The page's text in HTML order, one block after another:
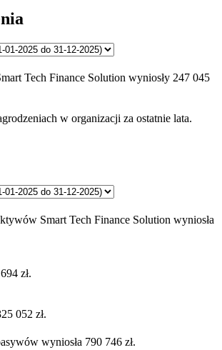
Tech Finance Solution wyniosły 247 045
w organizacji za ostatnie lata.
Smart Tech Finance Solution wyniosła
zł.
052 zł.
wyniosła 790 746 zł.